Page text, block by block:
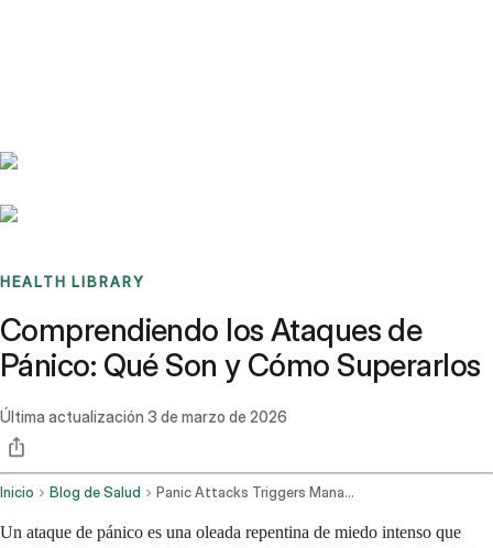
HEALTH LIBRARY
Comprendiendo los Ataques de
Pánico: Qué Son y Cómo Superarlos
Última actualización 3 de marzo de 2026
Inicio Blog de Salud Panic Attacks Triggers Management And Coping Strategies
Un ataque de pánico es una oleada repentina de miedo intenso que